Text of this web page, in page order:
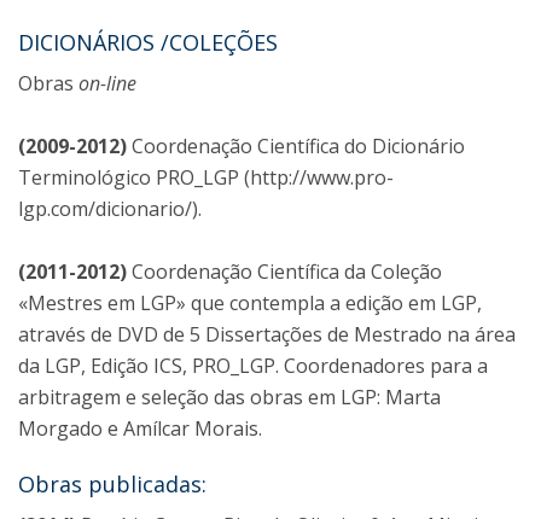
DICIONÁRIOS /COLEÇÕES
Obras on-line
(2009-2012)Coordenação Científica do Dicionário
Terminológico PRO_LGP (http://www.pro-
lgp.com/dicionario/).
(2011-2012)Coordenação Científica da Coleção
«Mestres em LGP» que contempla a edição em LGP,
através de DVD de 5 Dissertações de Mestrado na área
da LGP, Edição ICS, PRO_LGP. Coordenadores para a
arbitragem e seleção das obras em LGP: Marta
Morgado e Amílcar Morais.
Obras publicadas: